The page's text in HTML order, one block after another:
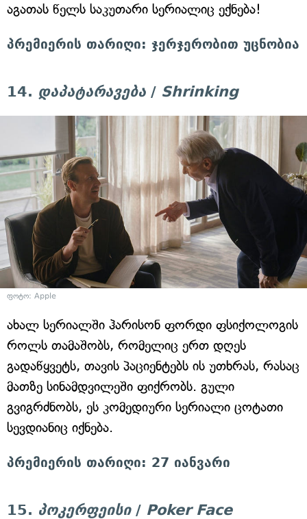
აგათას წელს საკუთარი სერიალიც ექნება!
პრემიერის თარიღი: ჯერჯერობით უცნობია
14. დაპატარავება / Shrinking
ფოტო: Apple
ახალ სერიალში ჰარისონ ფორდი ფსიქოლოგის
როლს თამაშობს, რომელიც ერთ დღეს
გადაწყვეტს, თავის პაციენტებს ის უთხრას, რასაც
მათზე სინამდვილეში ფიქრობს. გული
გვიგრძნობს, ეს კომედიური სერიალი ცოტათი
სევდიანიც იქნება.
პრემიერის თარიღი: 27 იანვარი
15. პოკერფეისი/ Poker Face